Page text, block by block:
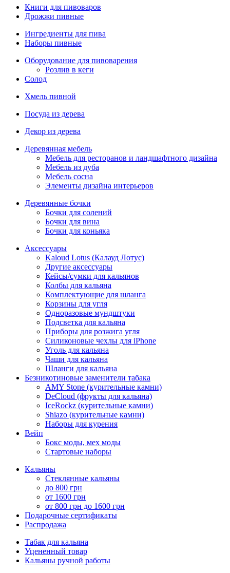
Книги для пивоваров
Дрожжи пивные
Ингредиенты для пива
Наборы пивные
Оборудование для пивоварения
Розлив в кеги
Солод
Хмель пивной
Посуда из дерева
Декор из дерева
Деревянная мебель
Мебель для ресторанов и ландшафтного дизайна
Мебель из дуба
Мебель сосна
Элементы дизайна интерьеров
Деревянные бочки
Бочки для солений
Бочки для вина
Бочки для коньяка
Аксессуары
Kaloud Lotus (Калауд Лотус)
Другие аксессуары
Кейсы/сумки для кальянов
Колбы для кальяна
Комплектующие для шланга
Корзины для угля
Одноразовые мундштуки
Подсветка для кальяна
Приборы для розжига угля
Силиконовые чехлы для iPhone
Уголь для кальяна
Чаши для кальяна
Шланги для кальяна
Безникотиновые заменители табака
AMY Stone (курительные камни)
DeCloud (фрукты для кальяна)
IceRockz (курительные камни)
Shiazo (курительные камни)
Наборы для курения
Вейп
Бокс моды, мех моды
Стартовые наборы
Кальяны
Стеклянные кальяны
до 800 грн
от 1600 грн
от 800 грн до 1600 грн
Подарочные сертификаты
Распродажа
Табак для кальяна
Уцененный товар
Кальяны ручной работы